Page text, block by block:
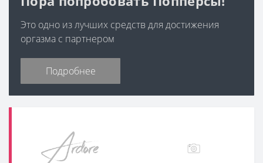
Это одно из лучших средств для достижения
оргазма с партнером
Подробнее